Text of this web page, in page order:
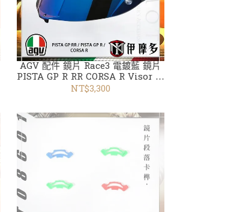
AGV 配件 鏡片 Race3 電鍍藍 鏡片
PISTA GP R RR CORSA R Visor 透
明 深墨 電鍍銀 藍 金 紅
NT$3,300